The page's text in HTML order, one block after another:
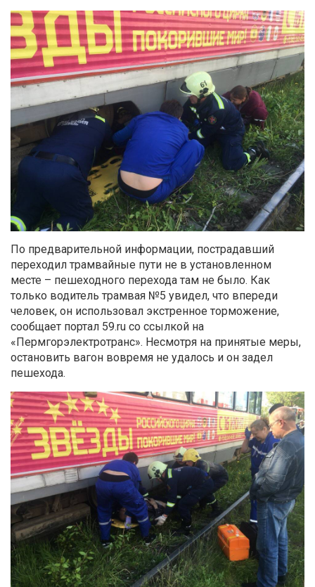
По предварительной информации, пострадавший
переходил трамвайные пути не в установленном
месте – пешеходного перехода там не было. Как
только водитель трамвая №5 увидел, что впереди
человек, он использовал экстренное торможение,
сообщает портал 59.ru со ссылкой на
«Пермгорэлектротранс». Несмотря на принятые меры,
остановить вагон вовремя не удалось и он задел
пешехода.